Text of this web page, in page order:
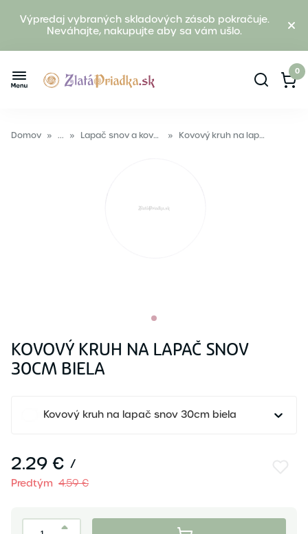
Výpredaj vybraných skladových zásob pokračuje.
Neváhajte, nakupujte aby sa vám ušlo.
0
Domov » ... » Lapač snov a kovové kruhy » Kovový kruh na lapač snov 30cm biela
KOVOVÝ KRUH NA LAPAČ SNOV
30CM BIELA
Kovový kruh na lapač snov 30cm biela
2.29 € /
Predtým 4.59 €